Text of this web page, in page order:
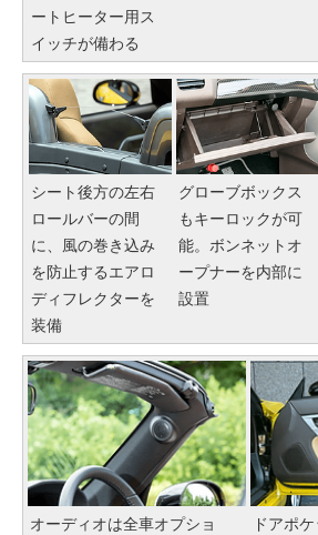
ートヒーター用ス
イッチが備わる
シート後方の左右
ロールバーの間
に、風の巻き込み
を防止するエアロ
ディフレクターを
装備
グローブボックス
もキーロックが可
能。ボンネットオ
ープナーを内部に
設置
オーディオは全車オプショ
ドアポ